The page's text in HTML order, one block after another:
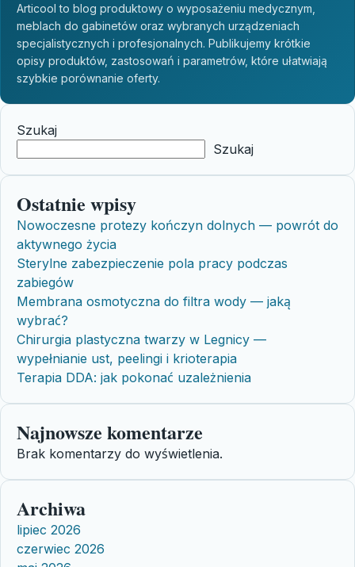
Articool to blog produktowy o wyposażeniu medycznym,
meblach do gabinetów oraz wybranych urządzeniach
specjalistycznych i profesjonalnych. Publikujemy krótkie
opisy produktów, zastosowań i parametrów, które ułatwiają
szybkie porównanie oferty.
Szukaj
Szukaj
Ostatnie wpisy
Nowoczesne protezy kończyn dolnych — powrót do
aktywnego życia
Sterylne zabezpieczenie pola pracy podczas
zabiegów
Membrana osmotyczna do filtra wody — jaką
wybrać?
Chirurgia plastyczna twarzy w Legnicy —
wypełnianie ust, peelingi i krioterapia
Terapia DDA: jak pokonać uzależnienia
Najnowsze komentarze
Brak komentarzy do wyświetlenia.
Archiwa
lipiec 2026
czerwiec 2026